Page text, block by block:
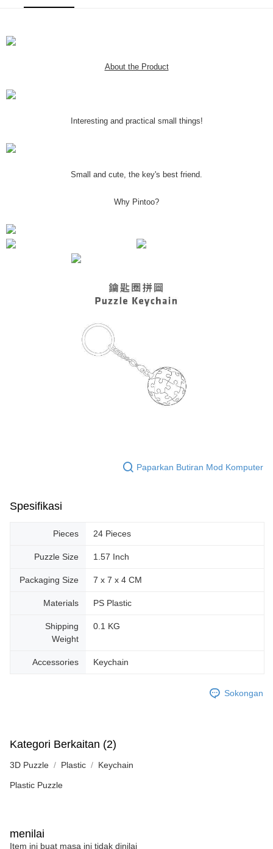
About the Product
Interesting and practical small things!
Small and cute, the key's best friend.
Why Pintoo?
Paparkan Butiran Mod Komputer
Spesifikasi
Pieces 24 Pieces
Puzzle Size 1.57 Inch
Packaging Size 7 x 7 x 4 CM
Materials PS Plastic
Shipping
Weight
0.1 KG
Accessories Keychain
Sokongan
Kategori Berkaitan (2)
3D Puzzle Plastic Keychain
Plastic Puzzle
menilai
Item ini buat masa ini tidak dinilai